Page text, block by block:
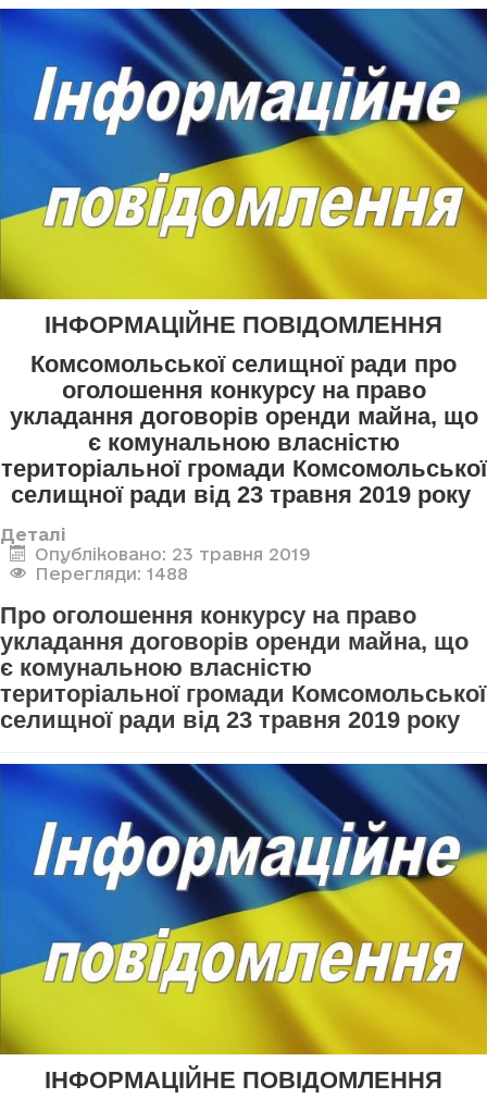
ІНФОРМАЦІЙНЕ ПОВІДОМЛЕННЯ
Комсомольської селищної ради про
оголошення конкурсу на право
укладання договорів оренди майна, що
є комунальною власністю
територіальної громади Комсомольської
селищної ради від 23 травня 2019 року
Деталі
Опубліковано: 23 травня 2019
Перегляди: 1488
Про оголошення конкурсу на право
укладання договорів оренди майна, що
є комунальною власністю
територіальної громади Комсомольської
селищної ради від 23 травня 2019 року
ІНФОРМАЦІЙНЕ ПОВІДОМЛЕННЯ